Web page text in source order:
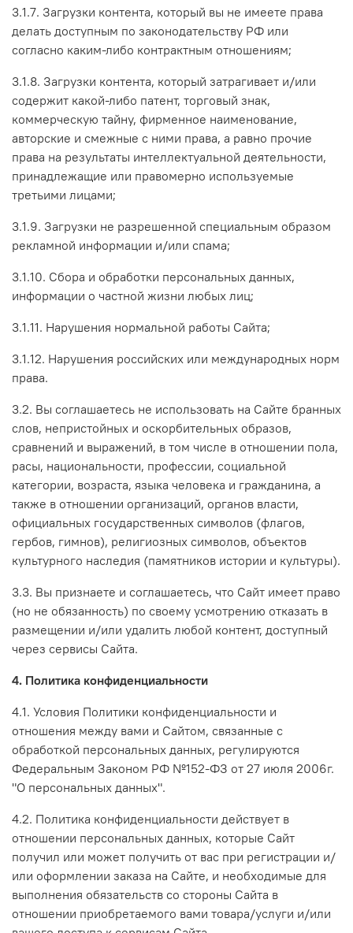
3.1.7. Загрузки контента, который вы не имеете права
делать доступным по законодательству РФ или
согласно каким-либо контрактным отношениям;
3.1.8. Загрузки контента, который затрагивает и/или
содержит какой-либо патент, торговый знак,
коммерческую тайну, фирменное наименование,
авторские и смежные с ними права, а равно прочие
права на результаты интеллектуальной деятельности,
принадлежащие или правомерно используемые
третьими лицами;
3.1.9. Загрузки не разрешенной специальным образом
рекламной информации и/или спама;
3.1.10. Сбора и обработки персональных данных,
информации о частной жизни любых лиц;
3.1.11. Нарушения нормальной работы Сайта;
3.1.12. Нарушения российских или международных норм
права.
3.2. Вы соглашаетесь не использовать на Сайте бранных
слов, непристойных и оскорбительных образов,
сравнений и выражений, в том числе в отношении пола,
расы, национальности, профессии, социальной
категории, возраста, языка человека и гражданина, а
также в отношении организаций, органов власти,
официальных государственных символов (флагов,
гербов, гимнов), религиозных символов, объектов
культурного наследия (памятников истории и культуры).
3.3. Вы признаете и соглашаетесь, что Сайт имеет право
(но не обязанность) по своему усмотрению отказать в
размещении и/или удалить любой контент, доступный
через сервисы Сайта.
4. Политика конфиденциальности
4.1. Условия Политики конфиденциальности и
отношения между вами и Сайтом, связанные с
обработкой персональных данных, регулируются
Федеральным Законом РФ №152-ФЗ от 27 июля 2006г.
"О персональных данных".
4.2. Политика конфиденциальности действует в
отношении персональных данных, которые Сайт
получил или может получить от вас при регистрации и/
или оформлении заказа на Сайте, и необходимые для
выполнения обязательств со стороны Сайта в
отношении приобретаемого вами товара/услуги и/или